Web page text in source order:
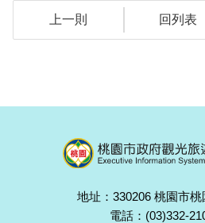
上一則 回列表
地址：330206 桃園市
電話：(03)332-